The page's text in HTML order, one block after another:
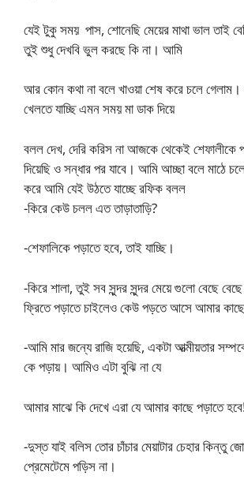
যেই টুকু সময় পাস, শোনেছি মেয়ের মাথা ভাল তাই
তুই শুধু দেখবি ভুল করছে কি না। আমি
আর কোন কথা না বলে খাওয়া শেষ করে চলে গেলাম।
খেলতে যাচ্ছি এমন সময় মা ডাক দিয়ে
বলল দেখ, দেরি করিস না আজকে থেকেই শেফালীকে
দিয়েছি ও সন্ধার পর যাবে। আমি আচ্ছা বলে মাঠে
করে আমি যেই উঠতে যাচ্ছে রফিক বলল
-কিরে কেউ চলল এত তাড়াতাড়ি?
-শেফালিকে পড়াতে হবে, তাই যাচ্ছি।
-কিরে শালা, তুই সব সুন্দর সুন্দর মেয়ে গুলো বেছে
ফ্রিতে পড়াতে চাইলেও কেউ পড়তে আসে আমার
-আমি মার জন্যে রাজি হয়েছি, একটা আত্মীয়তার
কে পড়ায়। আমিও এটা বুঝি না যে
আমার মাঝে কি দেখে এরা যে আমার কাছে পড়াতে
-দুস্ত যাই বলিস তোর চাঁচার মেয়াটার চেহার কিন্তু
প্রেমেটেমে পড়িস না।